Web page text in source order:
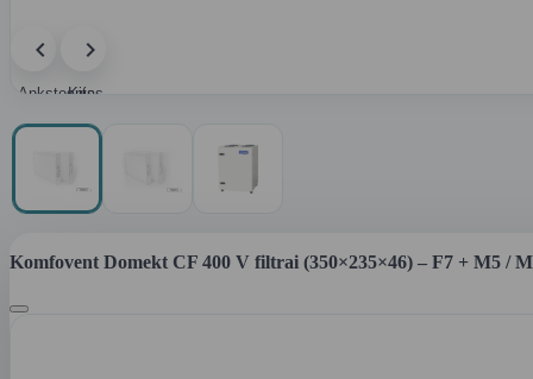
Ankstesnis
Kitas
Komfovent Domekt CF 400 V filtrai (350×235×46) – F7 + M5 /